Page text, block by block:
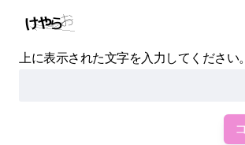
上に表示された文字を入力してください。